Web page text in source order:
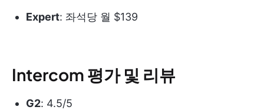
Expert: 좌석당 월 $139
Intercom 평가 및 리뷰
G2: 4.5/5